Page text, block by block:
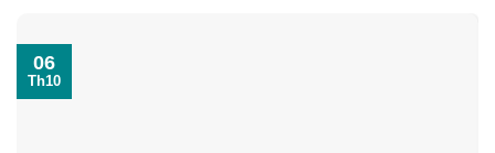
06
Th10